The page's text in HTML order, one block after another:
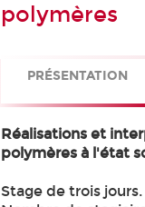
polymères
PRÉSENTATION
Réalisations et
polymères à l'état
Stage de trois jours.